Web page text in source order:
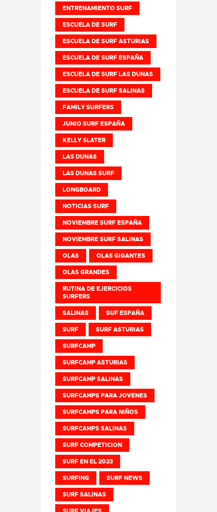
ENTRENAMIENTO SURF
ESCUELA DE SURF
ESCUELA DE SURF ASTURIAS
ESCUELA DE SURF ESPAÑA
ESCUELA DE SURF LAS DUNAS
ESCUELA DE SURF SALINAS
FAMILY SURFERS
JUNIO SURF ESPAÑA
KELLY SLATER
LAS DUNAS
LAS DUNAS SURF
LONGBOARD
NOTICIAS SURF
NOVIEMBRE SURF ESPAÑA
NOVIEMBRE SURF SALINAS
OLAS OLAS GIGANTES
OLAS GRANDES
RUTINA DE EJERCICIOS
SURFERS
SALINAS SUF ESPAÑA
SURF SURF ASTURIAS
SURFCAMP
SURFCAMP ASTURIAS
SURFCAMP SALINAS
SURFCAMPS PARA JOVENES
SURFCAMPS PARA NIÑOS
SURFCAMPS SALINAS
SURF COMPETICION
SURF EN EL 2023
SURFING SURF NEWS
SURF SALINAS